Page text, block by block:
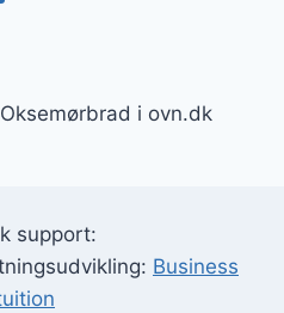
i ovn.dk
support:
Business